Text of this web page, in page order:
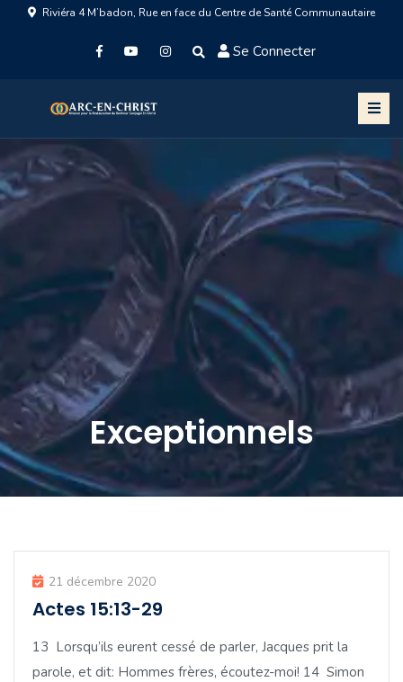
Riviéra 4 M’badon, Rue en face du Centre de Santé Communautaire
Se Connecter
Exceptionnels
21 décembre 2020
Actes 15:13-29
13 Lorsqu’ils eurent cessé de parler, Jacques prit la
parole, et dit: Hommes frères, écoutez-moi! 14 Simon